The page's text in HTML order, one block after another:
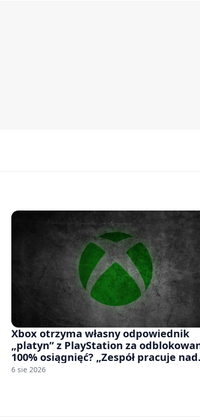
Xbox otrzyma własny odpowiednik
„platyn” z PlayStation za
100% osiągnięć? „Zespół pracuje nad
czymś, co ma się pojawić jeszcze w
6 sie 2026